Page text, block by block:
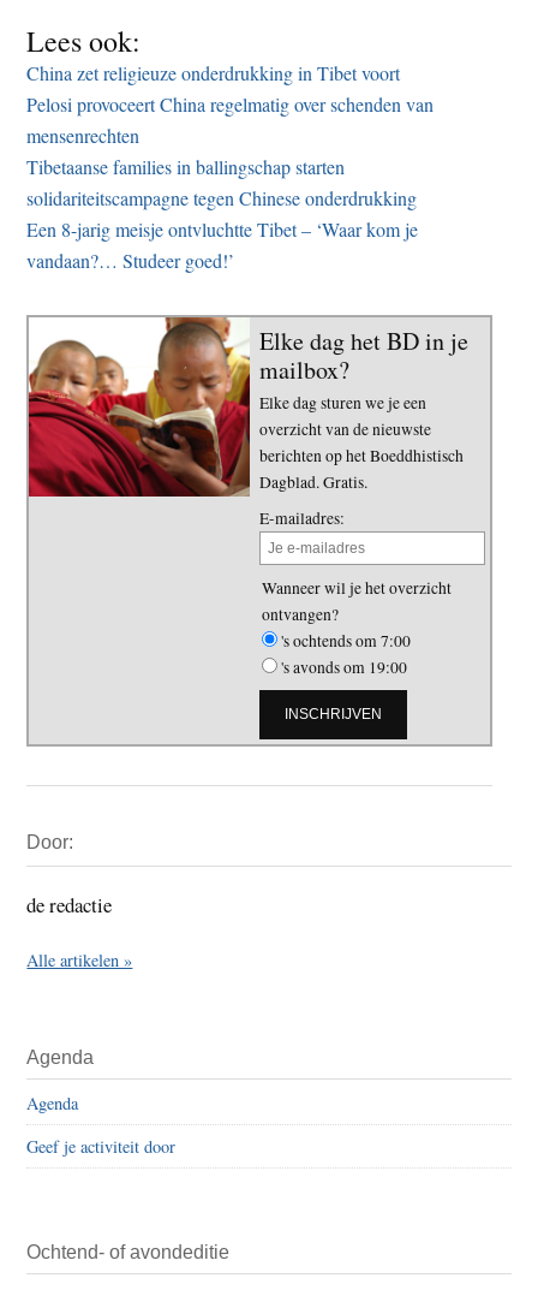
Lees ook:
China zet religieuze onderdrukking in Tibet voort
Pelosi provoceert China regelmatig over schenden van
mensenrechten
Tibetaanse families in ballingschap starten
solidariteitscampagne tegen Chinese onderdrukking
Een 8-jarig meisje ontvluchtte Tibet – ‘Waar kom je
vandaan?… Studeer goed!’
Elke dag het BD in je
mailbox?
Elke dag sturen we je een
overzicht van de nieuwste
berichten op het Boeddhistisch
Dagblad. Gratis.
E-mailadres:
Wanneer wil je het overzicht
ontvangen?
's ochtends om 7:00
's avonds om 19:00
Sidebar
Door:
de redactie
Alle artikelen »
Agenda
Agenda
Geef je activiteit door
Ochtend- of avondeditie